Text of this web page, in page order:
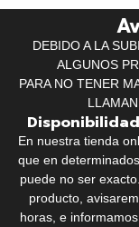
DEBIDO A LA
ALGUNOS
PARA NO TENER
En nuestra tienda
que en
puede no ser
producto,
horas, e